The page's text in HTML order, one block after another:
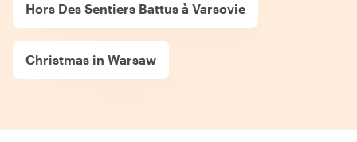
Hors Des Sentiers Battus à Varsovie
Christmas in Warsaw